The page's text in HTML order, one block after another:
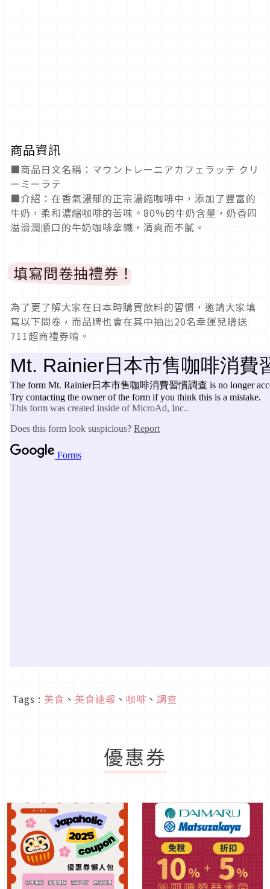
商品資訊
■商品日文名稱：マウントレーニアカフェラッテ クリ
ーミーラテ
■介紹：在香氣濃郁的正宗濃縮咖啡中，添加了豐富的
牛奶，柔和濃縮咖啡的苦味。80%的牛奶含量，奶香四
溢滑潤順口的牛奶咖啡拿鐵，清爽而不膩。
填寫問卷抽禮券！
為了更了解大家在日本時購買飲料的習慣，邀請大家填
寫以下問卷，而品牌也會在其中抽出20名幸運兒贈送
711超商禮券唷。
Tags : 美食 、 美食速報 、 咖啡 、 調查
優惠券